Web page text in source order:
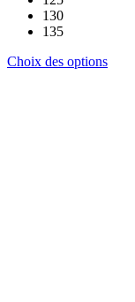
130
135
Choix des optionsCe